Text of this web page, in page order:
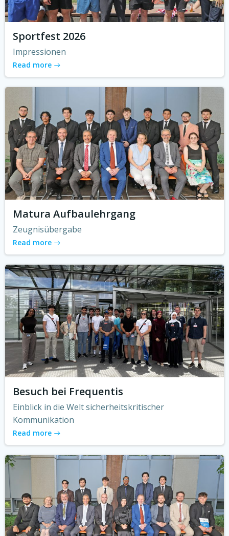
Sportfest 2026
Impressionen
Read more
Matura Aufbaulehrgang
Zeugnisübergabe
Read more
Besuch bei Frequentis
Einblick in die Welt sicherheitskritischer
Kommunikation
Read more